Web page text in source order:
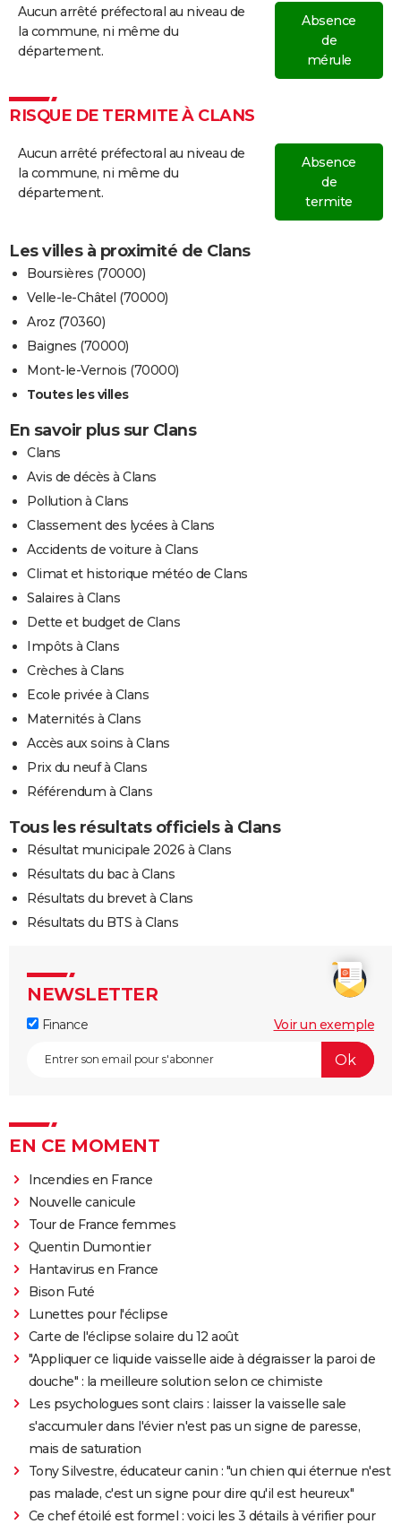
Aucun arrêté préfectoral au niveau de
la commune, ni même du
département.
Absence
de
mérule
RISQUE DE TERMITE À CLANS
Aucun arrêté préfectoral au niveau de
la commune, ni même du
département.
Absence
de
termite
Les villes à proximité de Clans
Boursières (70000)
Velle-le-Châtel (70000)
Aroz (70360)
Baignes (70000)
Mont-le-Vernois (70000)
Toutes les villes
En savoir plus sur Clans
Clans
Avis de décès à Clans
Pollution à Clans
Classement des lycées à Clans
Accidents de voiture à Clans
Climat et historique météo de Clans
Salaires à Clans
Dette et budget de Clans
Impôts à Clans
Crèches à Clans
Ecole privée à Clans
Maternités à Clans
Accès aux soins à Clans
Prix du neuf à Clans
Référendum à Clans
Tous les résultats officiels à Clans
Résultat municipale 2026 à Clans
Résultats du bac à Clans
Résultats du brevet à Clans
Résultats du BTS à Clans
NEWSLETTER
Finance Voir un exemple
EN CE MOMENT
Incendies en France
Nouvelle canicule
Tour de France femmes
Quentin Dumontier
Hantavirus en France
Bison Futé
Lunettes pour l'éclipse
Carte de l'éclipse solaire du 12 août
"Appliquer ce liquide vaisselle aide à dégraisser la paroi de
douche" : la meilleure solution selon ce chimiste
Les psychologues sont clairs : laisser la vaisselle sale
s'accumuler dans l'évier n'est pas un signe de paresse,
mais de saturation
Tony Silvestre, éducateur canin : "un chien qui éternue n'est
pas malade, c'est un signe pour dire qu'il est heureux"
Ce chef étoilé est formel : voici les 3 détails à vérifier pour